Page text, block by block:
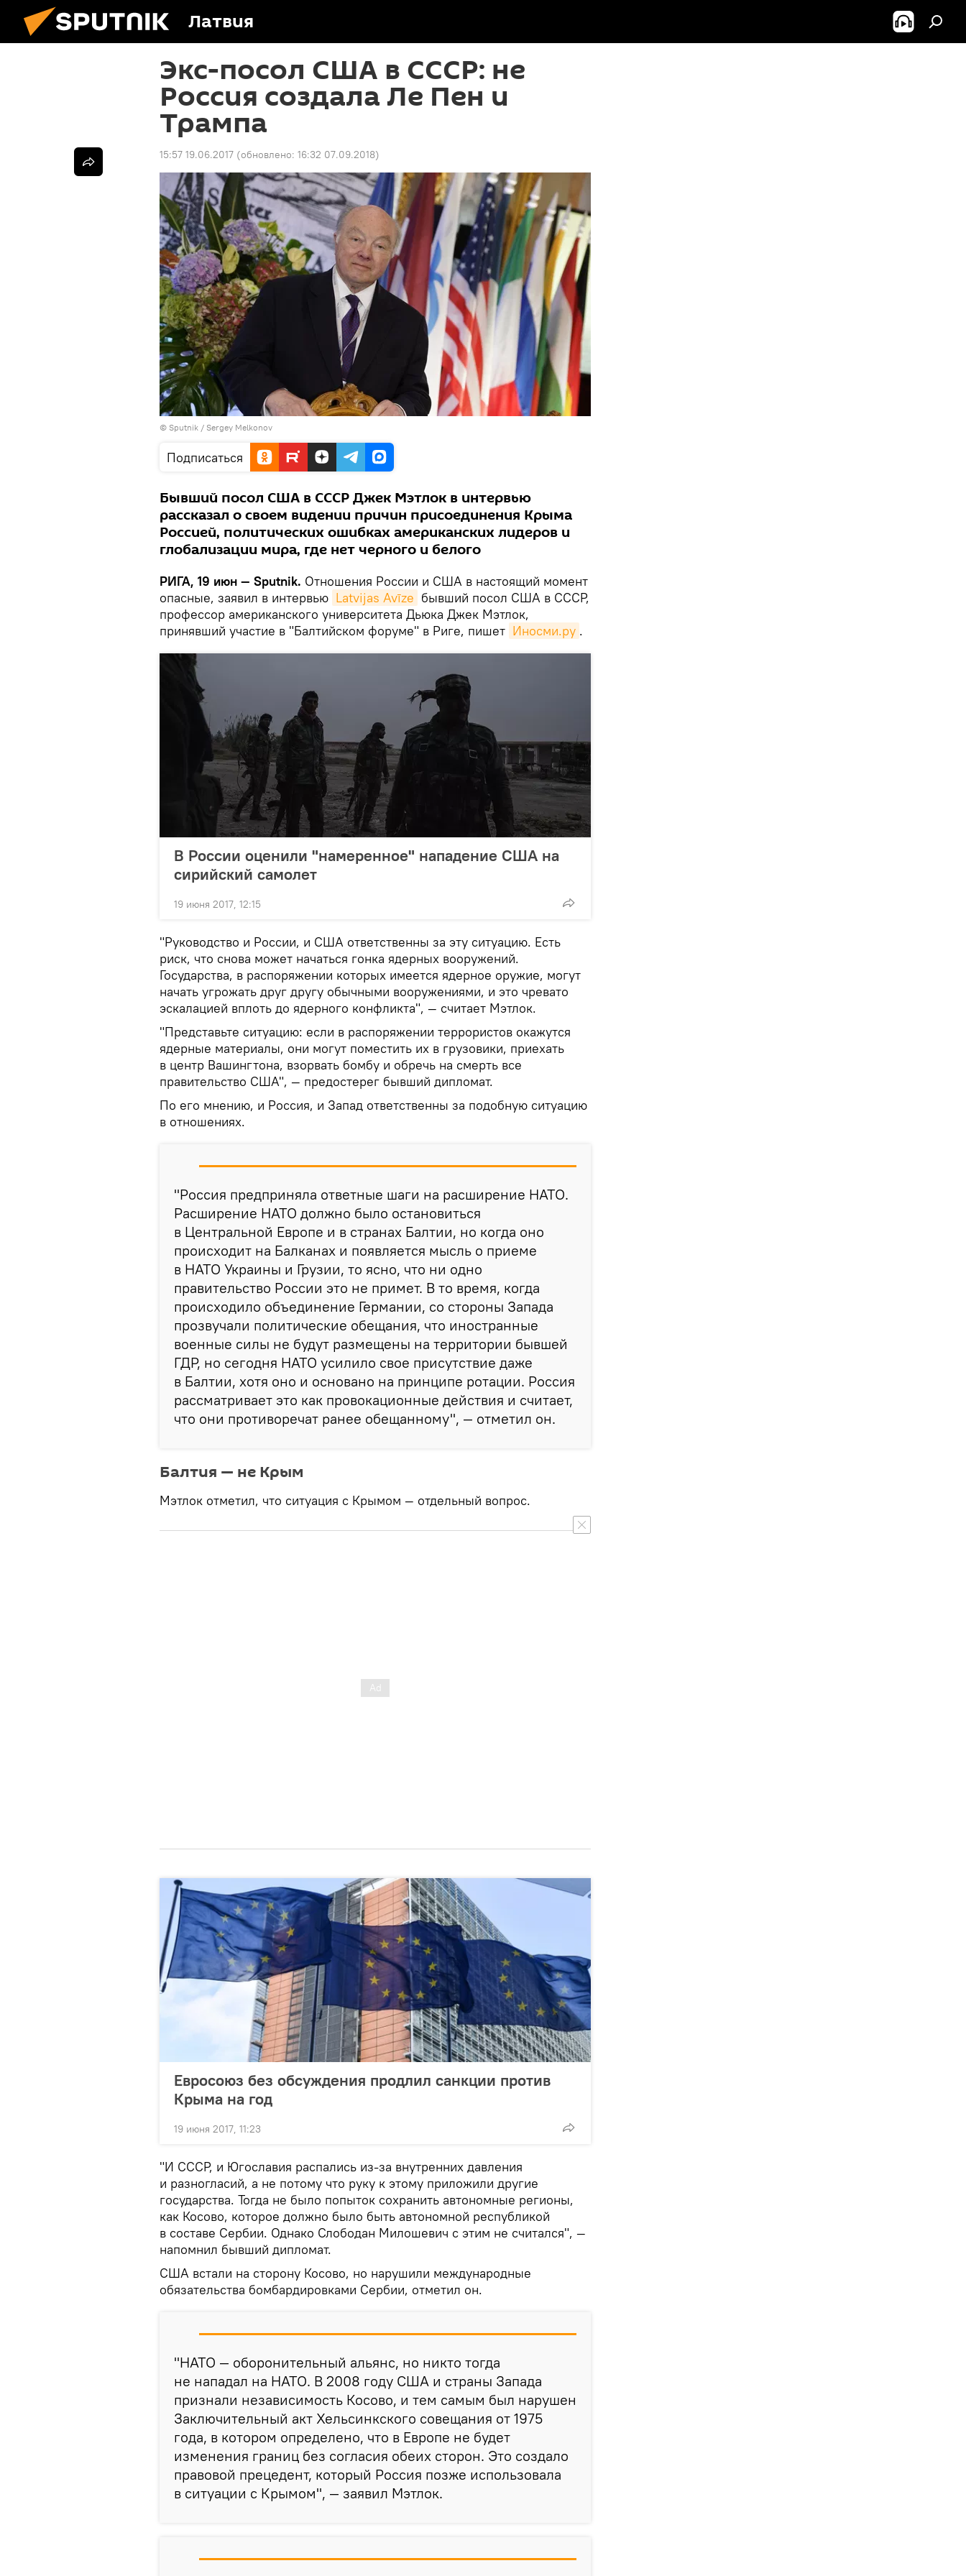
Латвия
Экс-посол США в СССР: не
Россия создала Ле Пен и
Трампа
15:57 19.06.2017 (обновлено: 16:32 07.09.2018)
© Sputnik / Sergey Melkonov
Подписаться
Бывший посол США в СССР Джек Мэтлок в интервью
рассказал о своем видении причин присоединения Крыма
Россией, политических ошибках американских лидеров и
глобализации мира, где нет черного и белого
РИГА, 19 июн — Sputnik. Отношения России и США в настоящий момент
опасные, заявил в интервью Latvijas Avīze бывший посол США в СССР,
профессор американского университета Дьюка Джек Мэтлок,
принявший участие в "Балтийском форуме" в Риге, пишет Иносми.ру .
В России оценили "намеренное" нападение США на
сирийский самолет
19 июня 2017, 12:15
"Руководство и России, и США ответственны за эту ситуацию. Есть
риск, что снова может начаться гонка ядерных вооружений.
Государства, в распоряжении которых имеется ядерное оружие, могут
начать угрожать друг другу обычными вооружениями, и это чревато
эскалацией вплоть до ядерного конфликта", — считает Мэтлок.
"Представьте ситуацию: если в распоряжении террористов окажутся
ядерные материалы, они могут поместить их в грузовики, приехать
в центр Вашингтона, взорвать бомбу и обречь на смерть все
правительство США", — предостерег бывший дипломат.
По его мнению, и Россия, и Запад ответственны за подобную ситуацию
в отношениях.
"Россия предприняла ответные шаги на расширение НАТО.
Расширение НАТО должно было остановиться
в Центральной Европе и в странах Балтии, но когда оно
происходит на Балканах и появляется мысль о приеме
в НАТО Украины и Грузии, то ясно, что ни одно
правительство России это не примет. В то время, когда
происходило объединение Германии, со стороны Запада
прозвучали политические обещания, что иностранные
военные силы не будут размещены на территории бывшей
ГДР, но сегодня НАТО усилило свое присутствие даже
в Балтии, хотя оно и основано на принципе ротации. Россия
рассматривает это как провокационные действия и считает,
что они противоречат ранее обещанному", — отметил он.
Балтия — не Крым
Мэтлок отметил, что ситуация с Крымом — отдельный вопрос.
Евросоюз без обсуждения продлил санкции против
Крыма на год
19 июня 2017, 11:23
"И СССР, и Югославия распались из-за внутренних давления
и разногласий, а не потому что руку к этому приложили другие
государства. Тогда не было попыток сохранить автономные регионы,
как Косово, которое должно было быть автономной республикой
в составе Сербии. Однако Слободан Милошевич с этим не считался", —
напомнил бывший дипломат.
США встали на сторону Косово, но нарушили международные
обязательства бомбардировками Сербии, отметил он.
"НАТО — оборонительный альянс, но никто тогда
не нападал на НАТО. В 2008 году США и страны Запада
признали независимость Косово, и тем самым был нарушен
Заключительный акт Хельсинкского совещания от 1975
года, в котором определено, что в Европе не будет
изменения границ без согласия обеих сторон. Это создало
правовой прецедент, который Россия позже использовала
в ситуации с Крымом", — заявил Мэтлок.